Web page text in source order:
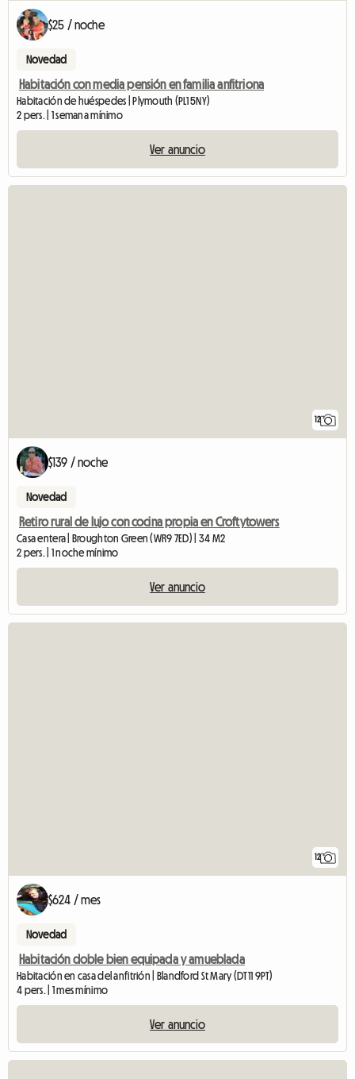
$25 / noche
Novedad
Habitación con media pensión en familia anfitriona
Habitación de huéspedes | Plymouth (PL1 5NY)
2 pers. | 1 semana mínimo
Ver anuncio
12
$139 / noche
Novedad
Retiro rural de lujo con cocina propia en Croftytowers
Casa entera | Broughton Green (WR9 7ED) | 34 M2
2 pers. | 1 noche mínimo
Ver anuncio
12
$624 / mes
Novedad
Habitación doble bien equipada y amueblada
Habitación en casa del anfitrión | Blandford St Mary (DT11 9PT)
4 pers. | 1 mes mínimo
Ver anuncio